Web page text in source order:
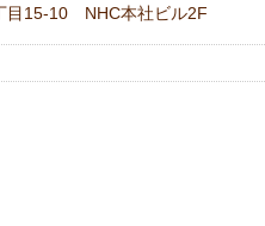
目15-10 NHC本社ビル2F